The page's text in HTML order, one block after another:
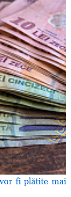
fi plătite mai